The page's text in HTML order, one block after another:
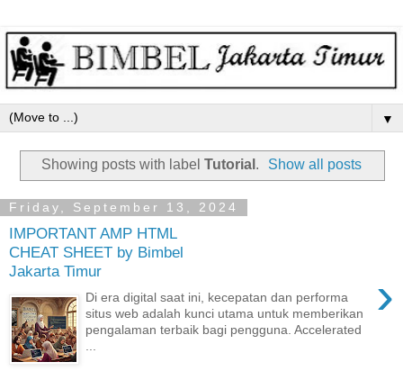
▼
Showing posts with label Tutorial . Show all posts
Friday, September 13, 2024
IMPORTANT AMP HTML
CHEAT SHEET by Bimbel
Jakarta Timur
›
Di era digital saat ini, kecepatan dan performa
situs web adalah kunci utama untuk memberikan
pengalaman terbaik bagi pengguna. Accelerated